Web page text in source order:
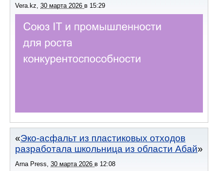
Vera.kz 30 марта 2026 в 15:29
Эко-асфальт из пластиковых отходов
разработала школьница из области Абай
Arna Press 30 марта 2026 в 12:08